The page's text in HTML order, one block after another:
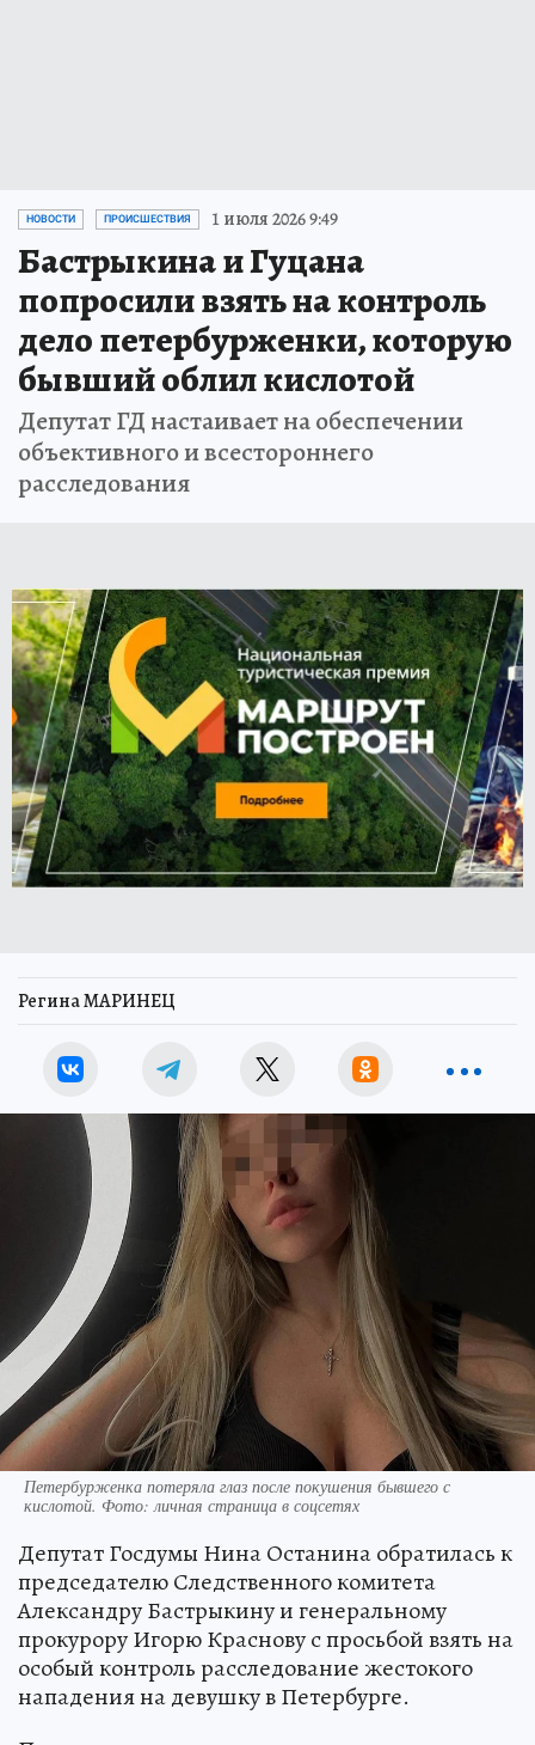
НОВОСТИ ПРОИСШЕСТВИЯ 1 июля 2026 9:49
Бастрыкина и Гуцана
попросили взять на контроль
дело петербурженки, которую
бывший облил кислотой
Депутат ГД настаивает на обеспечении
объективного и всестороннего
расследования
Регина МАРИНЕЦ
Петербурженка потеряла глаз после покушения бывшего с
кислотой. Фото: личная страница в соцсетях
Депутат Госдумы Нина Останина обратилась к
председателю Следственного комитета
Александру Бастрыкину и генеральному
прокурору Игорю Краснову с просьбой взять на
особый контроль расследование жестокого
нападения на девушку в Петербурге.